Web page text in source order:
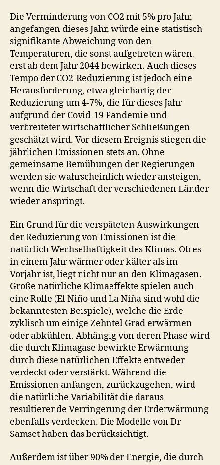
Die Verminderung von CO2 mit 5% pro Jahr,
angefangen dieses Jahr, würde eine statistisch
signifikante Abweichung von den
Temperaturen, die sonst aufgetreten wären,
erst ab dem Jahr 2044 bewirken. Auch dieses
Tempo der CO2-Reduzierung ist jedoch eine
Herausforderung, etwa gleichartig der
Reduzierung um 4-7%, die für dieses Jahr
aufgrund der Covid-19 Pandemie und
verbreiteter wirtschaftlicher Schließungen
geschätzt wird. Vor diesem Ereignis stiegen die
jährlichen Emissionen stets an. Ohne
gemeinsame Bemühungen der Regierungen
werden sie wahrscheinlich wieder ansteigen,
wenn die Wirtschaft der verschiedenen Länder
wieder anspringt.
Ein Grund für die verspäteten Auswirkungen
der Reduzierung von Emissionen ist die
natürlich Wechselhaftigkeit des Klimas. Ob es
in einem Jahr wärmer oder kälter als im
Vorjahr ist, liegt nicht nur an den Klimagasen.
Große natürliche Klimaeffekte spielen auch
eine Rolle (El Niño und La Niña sind wohl die
bekanntesten Beispiele), welche die Erde
zyklisch um einige Zehntel Grad erwärmen
oder abkühlen. Abhängig von deren Phase wird
die durch Klimagase bewirkte Erwärmung
durch diese natürlichen Effekte entweder
verdeckt oder verstärkt. Während die
Emissionen anfangen, zurückzugehen, wird
die natürliche Variabilität die daraus
resultierende Verringerung der Erderwärmung
ebenfalls verdecken. Die Modelle von Dr
Samset haben das berücksichtigt.
Außerdem ist über 90% der Energie, die durch